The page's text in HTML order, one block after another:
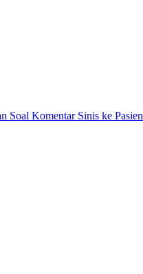
Soal Komentar Sinis ke Pasien